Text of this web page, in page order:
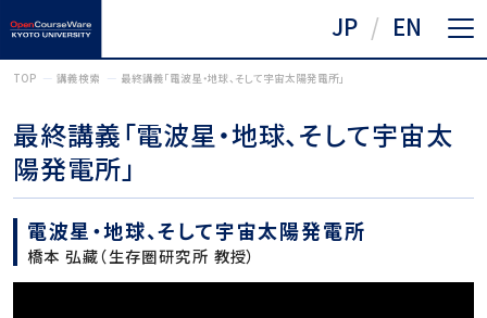
JP EN
TOP 講義検索 最終講義「電波星・地球、そして宇宙太陽発電所」
最終講義「電波星・地球、そして宇宙太
陽発電所」
電波星・地球、そして宇宙太陽発電所
橋本 弘藏（生存圏研究所 教授）